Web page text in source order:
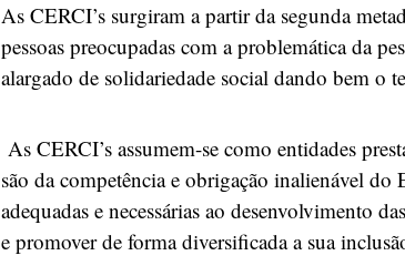
As CERCI’s surgiram a partir da segunda
pessoas preocupadas com a problemática da
alargado de solidariedade social dando bem o
As CERCI’s assumem-se como entidades
são da competência e obrigação inalienável do
adequadas e necessárias ao desenvolvimento
e promover de forma diversificada a sua